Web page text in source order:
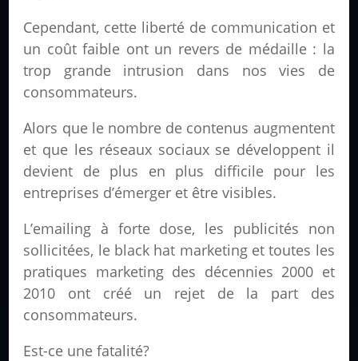
Cependant, cette liberté de communication et
un coût faible ont un revers de médaille : la
trop grande intrusion dans nos vies de
consommateurs.
Alors que le nombre de contenus augmentent
et que les réseaux sociaux se développent il
devient de plus en plus difficile pour les
entreprises d’émerger et être visibles.
L’emailing à forte dose, les publicités non
sollicitées, le black hat marketing et toutes les
pratiques marketing des décennies 2000 et
2010 ont créé un rejet de la part des
consommateurs.
Est-ce une fatalité?